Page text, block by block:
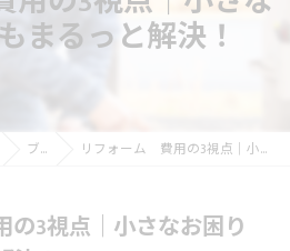
まるっと解決！
ブログ リフォーム 費用の3視点｜小さなお困りごともまるっと解決！
3視点｜小さなお困り